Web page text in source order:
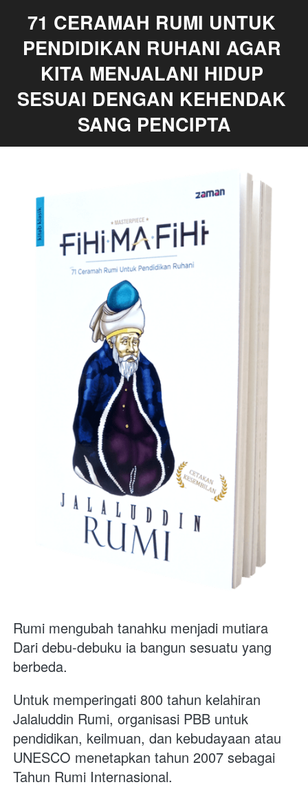
71 CERAMAH RUMI UNTUK
PENDIDIKAN RUHANI AGAR
KITA MENJALANI HIDUP
SESUAI DENGAN KEHENDAK
SANG PENCIPTA
Rumi mengubah tanahku menjadi mutiara
Dari debu-debuku ia bangun sesuatu yang
berbeda.
Untuk memperingati 800 tahun kelahiran
Jalaluddin Rumi, organisasi PBB untuk
pendidikan, keilmuan, dan kebudayaan atau
UNESCO menetapkan tahun 2007 sebagai
Tahun Rumi Internasional.